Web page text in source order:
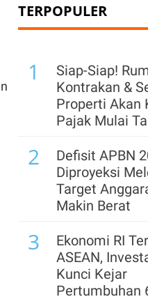
TERPOPULER
1
Siap-Siap!
Kontrakan &
Properti Akan
Pajak Mulai
2
Defisit APBN
Diproyeksi
Target
Makin Berat
3
Ekonomi RI
ASEAN,
Kunci Kejar
Pertumbuhan